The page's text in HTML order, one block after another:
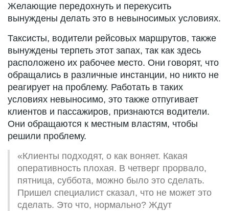
Желающие передохнуть и перекусить
вынуждены делать это в невыносимых условиях.
Таксисты, водители рейсовых маршрутов, также
вынуждены терпеть этот запах, так как здесь
расположено их рабочее место. Они говорят, что
обращались в различные инстанции, но никто не
реагирует на проблему. Работать в таких
условиях невыносимо, это также отпугивает
клиентов и пассажиров, признаются водители.
Они обращаются к местным властям, чтобы
решили проблему.
«Клиенты подходят, о как воняет. Какая
оперативность плохая. В четверг прорвало,
пятница, суббота, можно было это сделать.
Пришел специалист сказал, что не может это
сделать. Это что, нормально? Ждут